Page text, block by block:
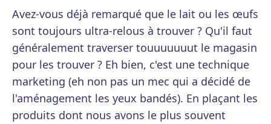
Avez-vous déjà remarqué que le lait ou les œufs
sont toujours ultra-relous à trouver ? Qu'il faut
généralement traverser touuuuuuut le magasin
pour les trouver ? Eh bien, c'est une technique
marketing (eh non pas un mec qui a décidé de
l'aménagement les yeux bandés). En plaçant les
produits dont nous avons le plus souvent